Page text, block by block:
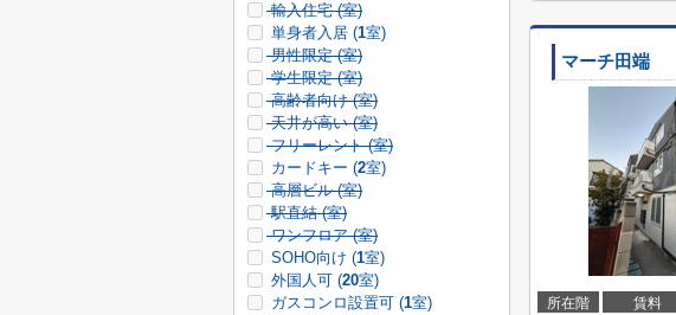
マーチ田端
所在階 賃料
輸入住宅 (室)
単身者入居 (1室)
男性限定 (室)
学生限定 (室)
高齢者向け (室)
天井が高い (室)
フリーレント (室)
カードキー (2室)
高層ビル (室)
駅直結 (室)
ワンフロア (室)
SOHO向け (1室)
外国人可 (20室)
ガスコンロ設置可 (1室)